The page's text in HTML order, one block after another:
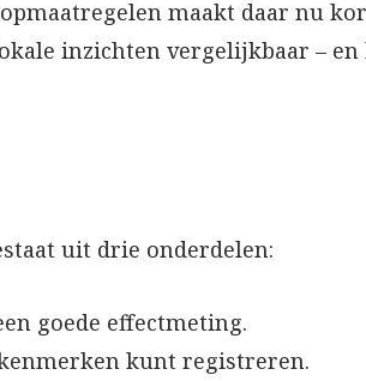
maakt daar nu
inzichten vergelijkbaar –
uit drie onderdelen:
goede effectmeting.
kunt registreren.